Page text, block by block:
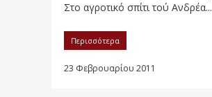
Στο αγροτικό σπίτι τού Ανδρέα...
Περισσότερα
23 Φεβρουαρίου 2011